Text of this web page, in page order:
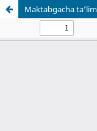
Maktabgacha